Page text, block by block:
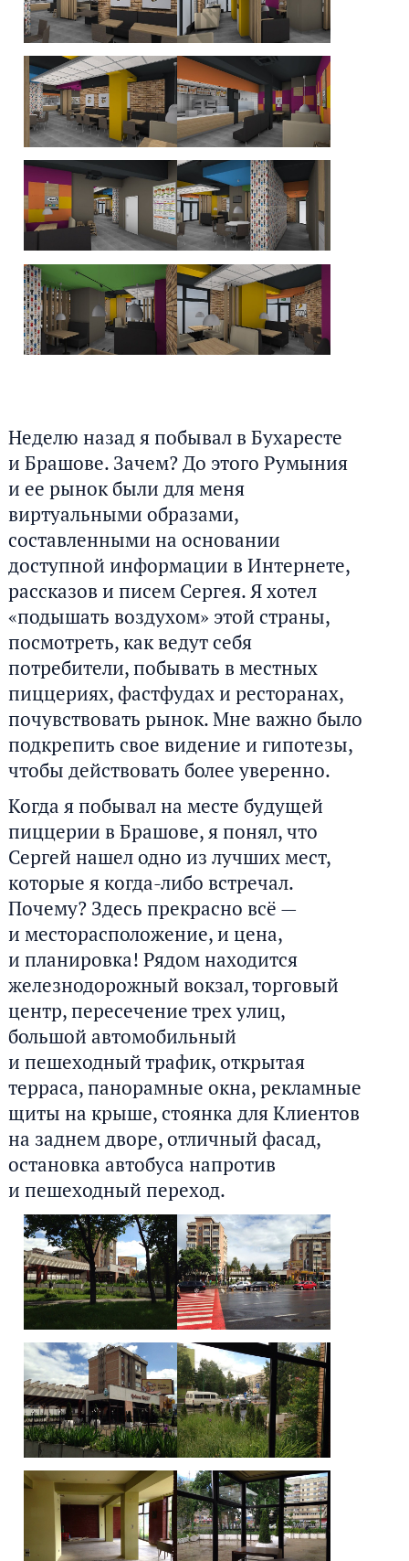
Неделю назад я побывал в Бухаресте
и Брашове. Зачем? До этого Румыния
и ее рынок были для меня
виртуальными образами,
составленными на основании
доступной информации в Интернете,
рассказов и писем Сергея. Я хотел
«подышать воздухом» этой страны,
посмотреть, как ведут себя
потребители, побывать в местных
пиццериях, фастфудах и ресторанах,
почувствовать рынок. Мне важно было
подкрепить свое видение и гипотезы,
чтобы действовать более уверенно.
Когда я побывал на месте будущей
пиццерии в Брашове, я понял, что
Сергей нашел одно из лучших мест,
которые я когда-либо встречал.
Почему? Здесь прекрасно всё —
и месторасположение, и цена,
и планировка! Рядом находится
железнодорожный вокзал, торговый
центр, пересечение трех улиц,
большой автомобильный
и пешеходный трафик, открытая
терраса, панорамные окна, рекламные
щиты на крыше, стоянка для Клиентов
на заднем дворе, отличный фасад,
остановка автобуса напротив
и пешеходный переход.